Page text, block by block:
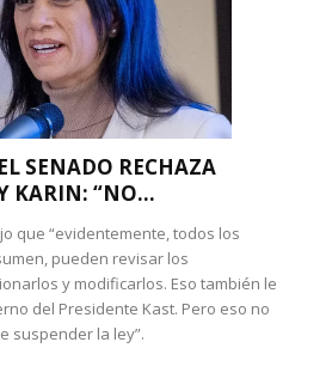
SENADO RECHAZA
KARIN: “NO...
que “evidentemente, todos los
pueden revisar los
y modificarlos. Eso también le
del Presidente Kast. Pero eso no
suspender la ley”.